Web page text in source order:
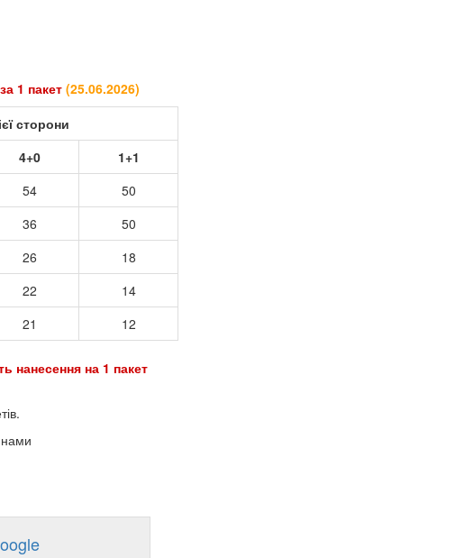
1 пакет (25.06.2026)
сторони
4+0
1+1
54
50
36
50
26
18
22
14
21 12
нанесення на 1 пакет